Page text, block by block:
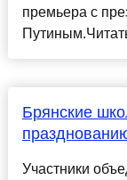
премьера с
Брянские
Участники